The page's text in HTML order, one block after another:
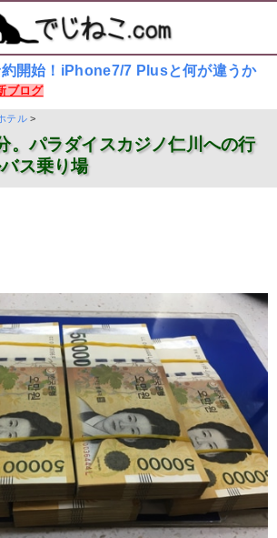
開始！iPhone7/7 Plusと何が違うか
ブログ
テル>
。パラダイスカジノ仁川への行
ス乗り場